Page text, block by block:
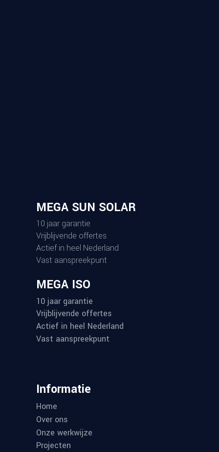
MEGA SUN SOLAR
10 jaar garantie
Vrijblijvende offertes
Actief in heel Nederland
Vast aanspreekpunt
MEGA ISO
10 jaar garantie
Vrijblijvende offertes
Actief in heel Nederland
Vast aanspreekpunt
Informatie
Home
Over ons
Onze werkwijze
Projecten